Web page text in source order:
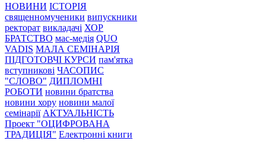
НОВИНИ ІСТОРІЯ
священномученики випускники
ректорат викладачі ХОР
БРАТСТВО мас-медія QUO
VADIS МАЛА СЕМІНАРІЯ
ПІДГОТОВЧІ КУРСИ пам'ятка
вступникові ЧАСОПИС
"СЛОВО" ДИПЛОМНІ
РОБОТИ новини братства
новини хору новини малої
семінарії АКТУАЛЬНІСТЬ
Проект "ОЦИФРОВАНА
ТРАДИЦІЯ" Електронні книги